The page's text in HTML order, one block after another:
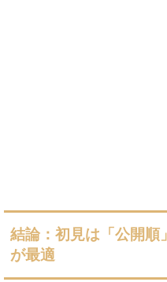
結論：初見は「公開順
が最適